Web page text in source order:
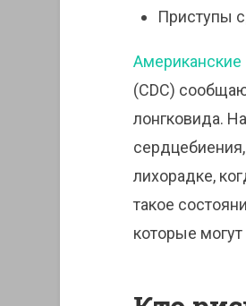
Приступы
Американские
(CDC)
лонгковида.
лихорадке,
такое
которые